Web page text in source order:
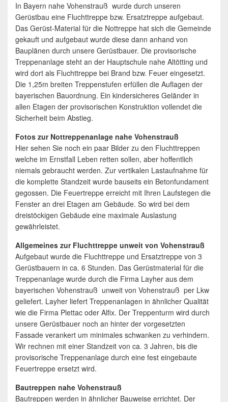
In Bayern nahe Vohenstrauß wurde durch unseren
Gerüstbau eine Fluchttreppe bzw. Ersatztreppe aufgebaut.
Das Gerüst-Material für die Nottreppe hat sich die Gemeinde
gekauft und aufgebaut wurde diese dann anhand von
Bauplänen durch unsere Gerüstbauer. Die provisorische
Treppenanlage steht an der Hauptschule nahe Altötting und
wird dort als Fluchttreppe bei Brand bzw. Feuer eingesetzt.
Die 1,25m breiten Treppenstufen erfüllen die Auflagen der
bayerischen Bauordnung. Ein kindersicheres Geländer in
allen Etagen der provisorischen Konstruktion vollendet die
Sicherheit beim Abstieg.
Fotos zur Nottreppenanlage nahe Vohenstrauß
Hier sehen Sie noch ein paar Bilder zu den Fluchttreppen
welche im Ernstfall Leben retten sollen, aber hoffentlich
niemals gebraucht werden. Zur vertikalen Lastaufnahme für
die komplette Standzeit wurde bauseits ein Betonfundament
gegossen. Die Feuertreppe erreicht mit Ihren Laufstegen die
Fenster an drei Etagen am Gebäude. So wird bei dem
dreistöckigen Gebäude eine maximale Auslastung
gewährleistet.
Allgemeines zur Fluchttreppe unweit von Vohenstrauß
Aufgebaut wurde die Fluchttreppe und Ersatztreppe von 3
Gerüstbauern in ca. 6 Stunden. Das Gerüstmaterial für die
Treppenanlage wurde durch die Firma Layher aus dem
bayerischen Vohenstrauß unweit von Vohenstrauß per Lkw
geliefert. Layher liefert Treppenanlagen in ähnlicher Qualität
wie die Firma Plettac oder Alfix. Der Treppenturm wird durch
unsere Gerüstbauer noch an hinter der vorgesetzten
Fassade verankert um minimales schwanken zu verhindern.
Wir rechnen mit einer Standzeit von ca. 3 Jahren, bis die
provisorische Treppenanlage durch eine fest eingebaute
Feuertreppe ersetzt wird.
Bautreppen nahe Vohenstrauß
Bautreppen werden in ähnlicher Bauweise errichtet. Der